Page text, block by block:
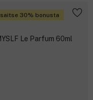
30% bonusta